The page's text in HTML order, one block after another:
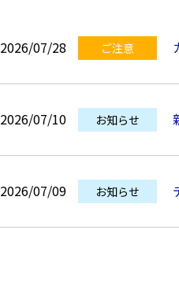
2026/07/28 ご注意
2026/07/10 お知らせ
2026/07/09 お知らせ